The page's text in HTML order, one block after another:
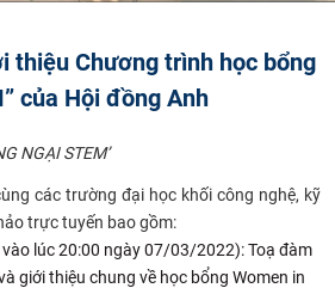
thiệu Chương trình học bổng
của Hội đồng Anh
NGẠI STEM’
các trường đại học khối công nghệ, kỹ
trực tuyến bao gồm:
lúc 20:00 ngày 07/03/2022): Toạ đàm
giới thiệu chung về học bổng Women in